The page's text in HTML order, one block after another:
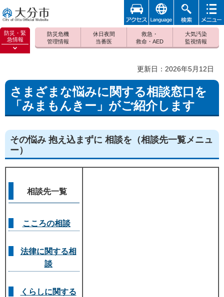
大分市
防災・緊
急情報
防災緊
防災危機
管理情報
休日夜間
当番医
救急・
救命・AED
大気汚染
監視情報
アクセ
ス
foreign 検索
メニュ
更新日：2026年5月12日
さまざまな悩みに関する相談窓口を
「みまもんきー」がご紹介します
その悩み 抱え込まずに 相談を（相談先一覧メニュ
ー）
相談先一覧
こころの相談
法律に関する相
談
くらしに関する